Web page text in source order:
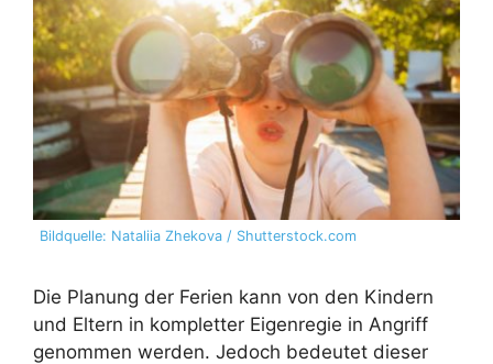
Bildquelle: Nataliia Zhekova / Shutterstock.com
Die Planung der Ferien kann von den Kindern
und Eltern in kompletter Eigenregie in Angriff
genommen werden. Jedoch bedeutet dieser